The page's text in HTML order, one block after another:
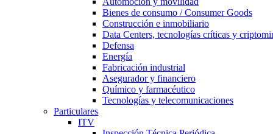
Bienes de consumo / Consumer Goods
Construcción e inmobiliario
Data Centers, tecnologías críticas y
Defensa
Energía
Fabricación industrial
Asegurador y financiero
Químico y farmacéutico
Tecnologías y telecomunicaciones
Particulares
ITV